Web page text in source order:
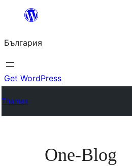
България
Get WordPress
Themes
One-Blog